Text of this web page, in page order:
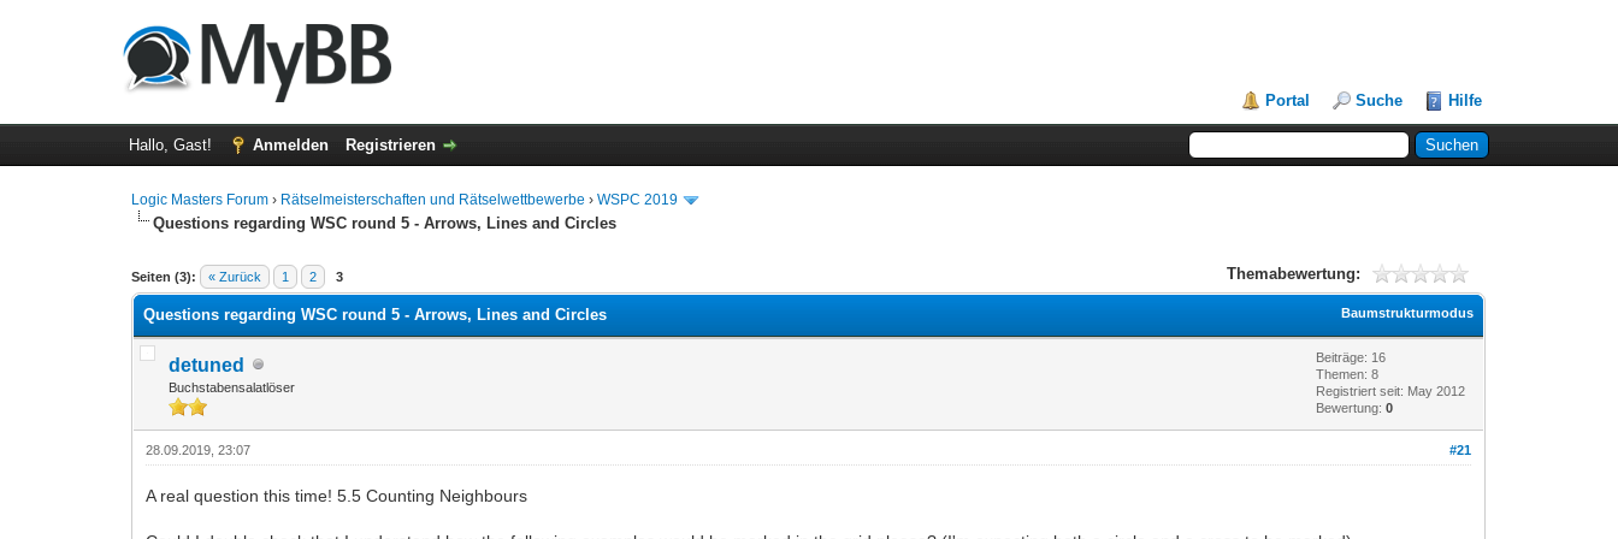
Portal Suche Hilfe
Hallo, Gast! Anmelden Registrieren
Logic Masters Forum › Rätselmeisterschaften und Rätselwettbewerbe ›WSPC 2019
Questions regarding WSC round 5 - Arrows, Lines and Circles
Seiten (3): « Zurück 1 2 3 Themabewertung:
0 Bewertung(en) - 0 im Durchschnitt
1
2
3
4
5
Baumstrukturmodus
Questions regarding WSC round 5 - Arrows, Lines and Circles
detuned
Buchstabensalatlöser
Beiträge: 16
Themen: 8
Registriert seit: May 2012
Bewertung:0
#21
28.09.2019, 23:07
A real question this time! 5.5 Counting Neighbours